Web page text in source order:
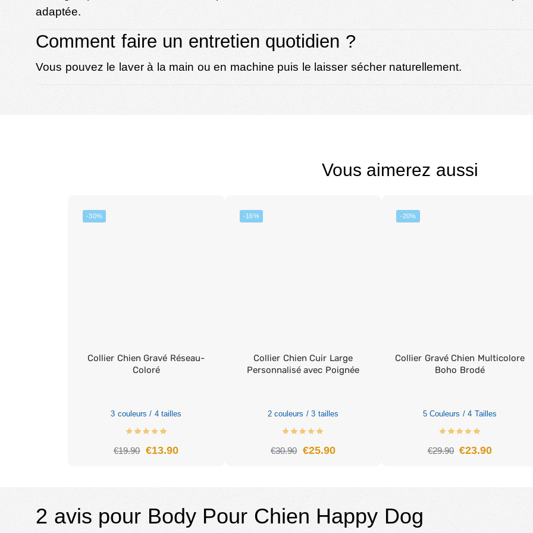
adaptée.
Comment faire un entretien quotidien ?
Vous pouvez le laver à la main ou en machine puis le laisser sécher naturellement.
Vous aimerez aussi
-30%
Collier Chien Gravé Réseau-
Coloré
3 couleurs / 4 tailles
€19.90 €13.90
-16%
Collier Chien Cuir Large
Personnalisé avec Poignée
2 couleurs / 3 tailles
€30.90 €25.90
-20%
Collier Gravé Chien Multicolore
Boho Brodé
5 Couleurs / 4 Tailles
€29.90 €23.90
2 avis pour Body Pour Chien Happy Dog